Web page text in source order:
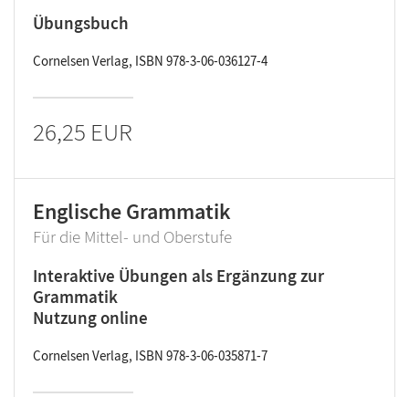
Übungsbuch
Cornelsen Verlag, ISBN 978-3-06-036127-4
26,25 EUR
Englische Grammatik
Für die Mittel- und Oberstufe
Interaktive Übungen als Ergänzung zur
Grammatik
Nutzung online
Cornelsen Verlag, ISBN 978-3-06-035871-7